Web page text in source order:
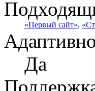
«Первый сайт»,
Да